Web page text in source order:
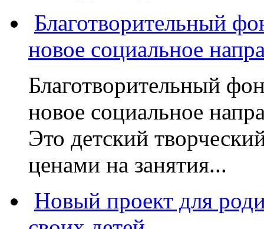
Благотворительный
новое социальное
Благотворительный
новое социальное
Это детский
ценами на занятия...
Новый проект для